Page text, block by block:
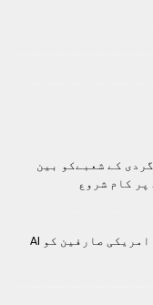
کے شعبےکو بین
پر کام شروع
ایپل امریکی صارفین کو AI